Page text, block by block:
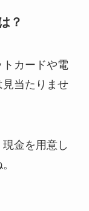
？
カードや電
当たりませ
金を用意し